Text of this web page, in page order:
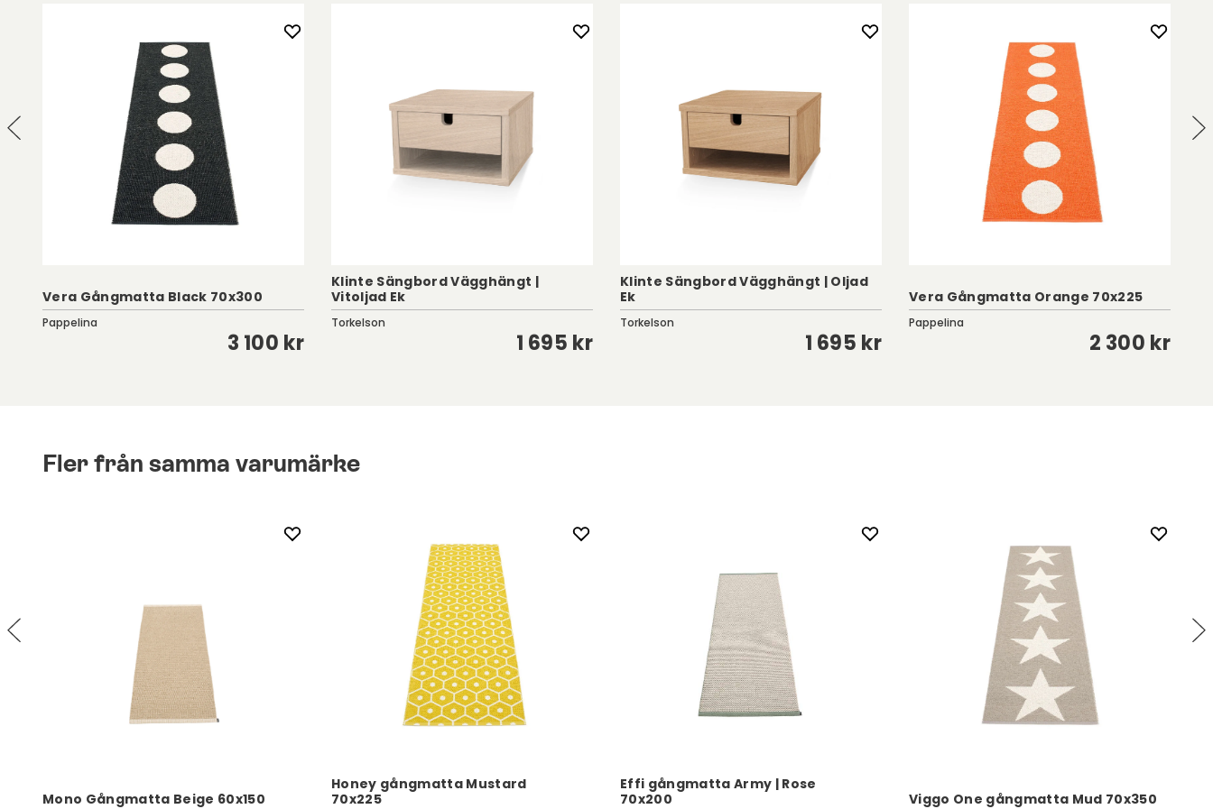
Vera Gångmatta Black 70x300
Pappelina
3 100 kr
Klinte Sängbord Vägghängt |
Vitoljad Ek
Torkelson
1 695 kr
Klinte Sängbord Vägghängt | Oljad
Ek
Torkelson
1 695 kr
Vera Gångmatta Orange 70x225
Pappelina
2 300 kr
Fler från samma varumärke
Mono Gångmatta Beige 60x150
Honey gångmatta Mustard
70x225
Effi gångmatta Army | Rose
70x200
Viggo One gångmatta Mud 70x350